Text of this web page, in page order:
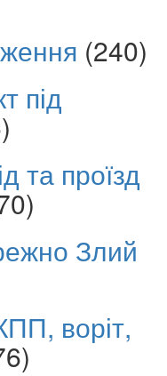
(240)
під
та проїзд
Злий
воріт,